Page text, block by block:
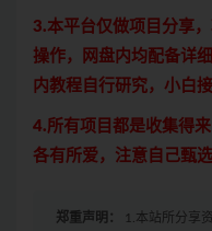
3.本平台仅做项目分享
操作，网盘内均配备详
内教程自行研究，小白
4.所有项目都是收集得
各有所爱，注意自己甄
郑重声明：
1.本站所分享